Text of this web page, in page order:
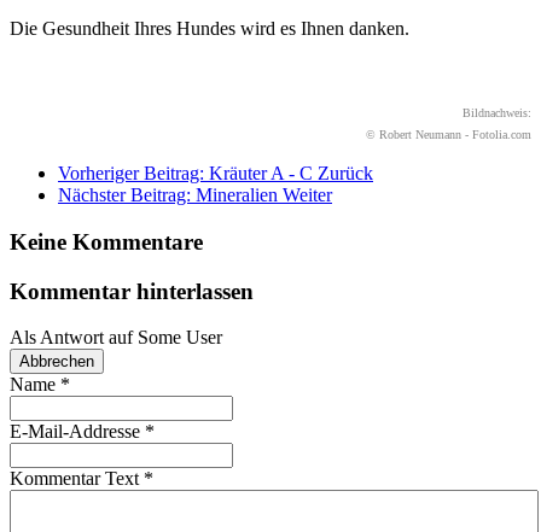
Die Gesundheit Ihres Hundes wird es Ihnen danken.
Bildnachweis:
© Robert Neumann - Fotolia.com
Vorheriger Beitrag: Kräuter A - C Zurück
Nächster Beitrag: Mineralien Weiter
Keine Kommentare
Kommentar hinterlassen
Als Antwort auf Some User
Abbrechen
Name *
E-Mail-Addresse *
Kommentar Text *